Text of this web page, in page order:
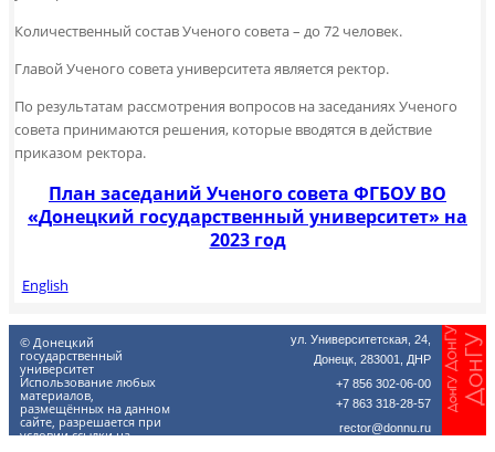
Количественный состав Ученого совета – до 72 человек.
Главой Ученого совета университета является ректор.
По результатам рассмотрения вопросов на заседаниях Ученого
совета принимаются решения, которые вводятся в действие
приказом ректора.
План заседаний Ученого совета ФГБОУ ВО
«Донецкий государственный университет» на
2023 год
English
ул. Университетская, 24,
Донецк, 283001, ДНР
+7 856 302-06-00
+7 863 318-28-57
rector@donnu.ru
© Донецкий
государственный
университет
Использование любых
материалов,
размещённых на данном
сайте, разрешается при
условии ссылки на